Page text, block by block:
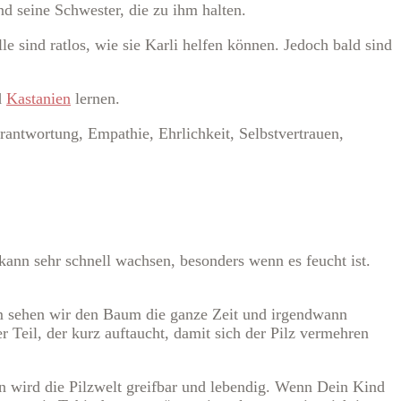
seine Schwester, die zu ihm halten.
sind ratlos, wie sie Karli helfen können. Jedoch bald sind
Kastanien lernen.
Empathie, Ehrlichkeit, Selbstvertrauen,
sehr schnell wachsen, besonders wenn es feucht ist.
wir den Baum die ganze Zeit und irgendwann
Teil, der kurz auftaucht, damit sich der Pilz vermehren
wird die Pilzwelt greifbar und lebendig. Wenn Dein Kind